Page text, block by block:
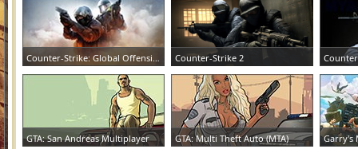
Counter-Strike: Global Offensive
ЗАКАЗАТЬ СЕРВЕР
Counter-Strike 2
ЗАКАЗАТЬ СЕРВЕР
GTA: San Andreas Multiplayer
GTA: Multi Theft Auto (MTA)
Garry's